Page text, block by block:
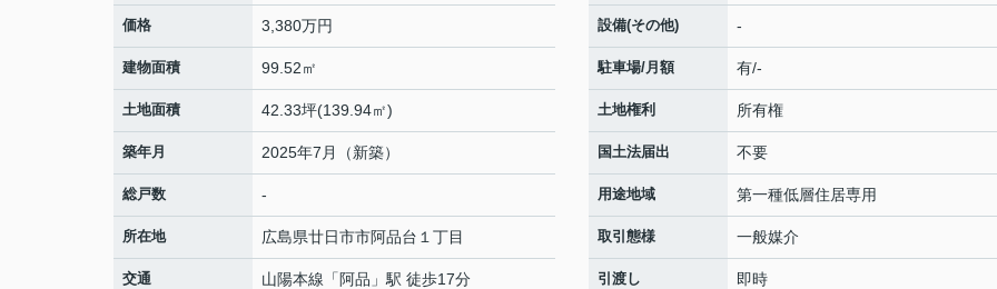
価格 3,380万円
建物面積 99.52㎡
土地面積 42.33坪(139.94㎡)
築年月 2025年7月（新築）
総戸数 -
所在地 広島県廿日市市阿品台 １丁目
交通 山陽本線 「 阿品 」駅 徒歩17分
設備(その他) -
駐車場/月額 有/-
土地権利 所有権
国土法届出 不要
用途地域 第一種低層住居専用
取引態様 一般媒介
引渡し 即時